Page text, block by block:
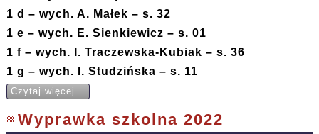
1 d – wych. A. Małek – s. 32
1 e – wych. E. Sienkiewicz – s. 01
1 f – wych. I. Traczewska-Kubiak – s. 36
1 g – wych. I. Studzińska – s. 11
Czytaj więcej...
Wyprawka szkolna 2022